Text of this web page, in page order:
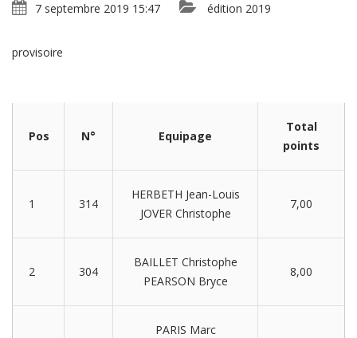
7 septembre 2019 15:47 édition 2019
provisoire
Pos N° Equipage
Total
points
1 314
HERBETH Jean-Louis
JOVER Christophe
7,00
2 304
BAILLET Christophe
PEARSON Bryce
8,00
PARIS Marc